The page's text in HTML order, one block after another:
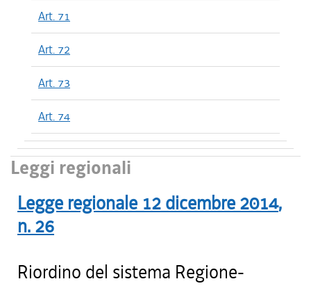
Art. 71
Art. 72
Art. 73
Art. 74
Leggi regionali
Legge regionale 12 dicembre 2014,
n. 26
Riordino del sistema Regione-